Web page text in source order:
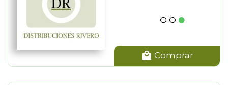
Comprar